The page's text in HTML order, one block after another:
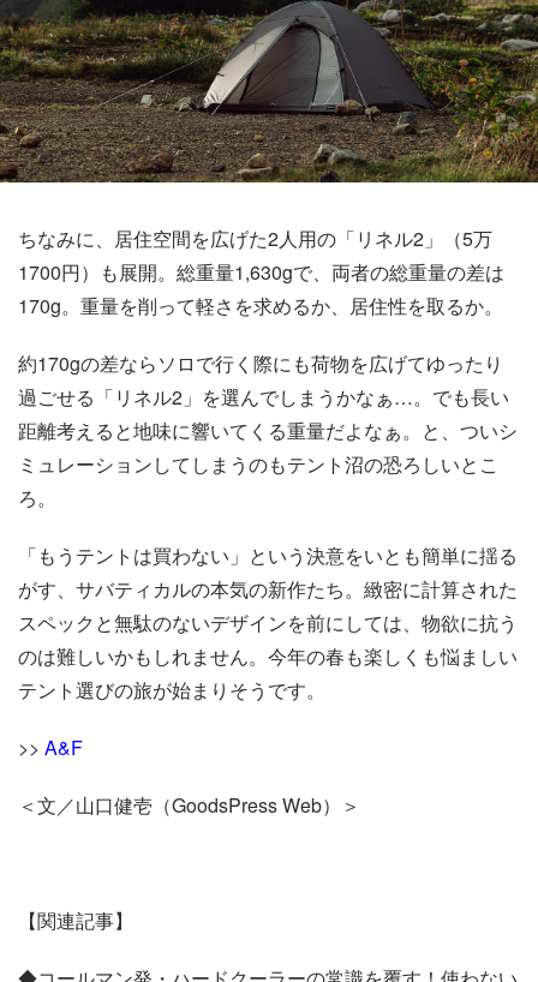
ちなみに、居住空間を広げた2人用の「リネル2」（5万
1700円）も展開。総重量1,630gで、両者の総重量の差は
170g。重量を削って軽さを求めるか、居住性を取るか。
約170gの差ならソロで行く際にも荷物を広げてゆったり
過ごせる「リネル2」を選んでしまうかなぁ…。でも長い
距離考えると地味に響いてくる重量だよなぁ。と、ついシ
ミュレーションしてしまうのもテント沼の恐ろしいとこ
ろ。
「もうテントは買わない」という決意をいとも簡単に揺る
がす、サバティカルの本気の新作たち。緻密に計算された
スペックと無駄のないデザインを前にしては、物欲に抗う
のは難しいかもしれません。今年の春も楽しくも悩ましい
テント選びの旅が始まりそうです。
>> A&F
＜文／山口健壱（GoodsPress Web）＞
【関連記事】